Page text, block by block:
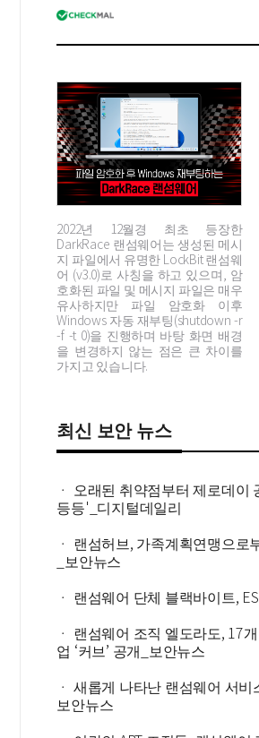
2022년 12월경 최초 등장한
DarkRace 랜섬웨어는 생성된 메시
지 파일에서 유명한 LockBit 랜섬웨
어 (v3.0)로 사칭을 하고 있으며, 암
호화된 파일 및 메시지 파일은 매우
유사하지만 파일 암호화 이후
Windows 자동 재부팅(shutdown -r
-f -t 0)을 진행하며 바탕 화면 배경
을 변경하지 않는 점은 큰 차이를
가지고 있습니다.
최신 보안 뉴스
ㆍ 오래된 취약점부터 제로데
등등'_디지털데일리
ㆍ 랜섬허브, 가족계획연맹으
_보안뉴스
ㆍ 랜섬웨어 단체 블랙바이트,
ㆍ 랜섬웨어 조직 엘도라도, 17
업 ‘커브’ 공개_보안뉴스
ㆍ 새롭게 나타난 랜섬웨어 서
보안뉴스